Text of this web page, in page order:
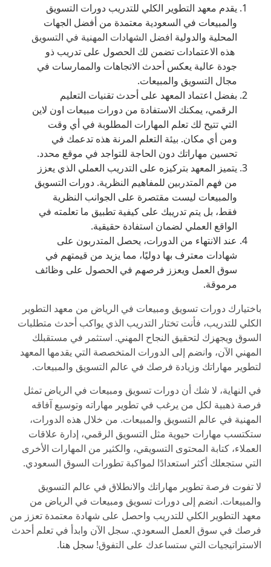
يقدم معهد التطوير الكلي للتدريب دورات التسويق
والمبيعات في السعودية معتمدة من أفضل الجهات
المحلية والدولية افضل الشهادات المهنية في التسويق
هذه الاعتمادات تضمن لك الحصول على تدريب ذو
جودة عالية يعكس أحدث الاتجاهات والممارسات في
مجال التسويق والمبيعات.
بفضل اعتماد المعهد على أحدث تقنيات التعليم
الرقمي، يمكنك الاستفادة من دورات مبيعات اون لاين
التي تتيح لك تعلم المهارات المطلوبة في أي وقت
ومن أي مكان. بيئة التعلم المرنة هذه تدعمك في
تحسين مهاراتك دون الحاجة للتواجد في موقع محدد.
يتميز المعهد بتركيزه على التدريب العملي الذي يعزز
من فهم المتدربين للمفاهيم النظرية. دورات التسويق
والمبيعات ليست مقتصرة على الجوانب النظرية
فقط، بل يتم تدريبك على كيفية تطبيق ما تعلمته في
الواقع العملي لضمان استفادة حقيقية.
عند الانتهاء من الدورات، يحصل المتدربون على
شهادات معترف بها دوليًا، مما يزيد من قيمتهم في
سوق العمل ويعزز فرصهم في الحصول على وظائف
مرموقة.
باختيارك دورات تسويق ومبيعات في الرياض من معهد التطوير
الكلي للتدريب، فأنت تختار التدريب الذي يواكب أحدث متطلبات
السوق ويجهزك لتحقيق النجاح المهني. استثمر في مستقبلك
المهني الآن، وانضم إلى الدورات المتخصصة التي يقدمها المعهد
لتطوير مهاراتك وزيادة فرصك في عالم التسويق والمبيعات.
في النهاية، لا شك أن دورات تسويق ومبيعات في الرياض تمثل
فرصة ذهبية لكل من يرغب في تطوير مهاراته وتوسيع آفاقه
المهنية في عالم التسويق والمبيعات. من خلال هذه الدورات،
ستكتسب مهارات حيوية مثل التسويق الرقمي، إدارة علاقات
العملاء، كتابة المحتوى التسويقي، والكثير من المهارات الأخرى
التي ستجعلك أكثر استعدادًا لمواكبة تطورات السوق السعودي.
لا تفوت فرصة تطوير مهاراتك والانطلاق في عالم التسويق
والمبيعات. انضم إلى دورات تسويق ومبيعات في الرياض من
معهد التطوير الكلي للتدريب واحصل على شهادة معتمدة تعزز من
فرصك في سوق العمل السعودي. سجل الآن وابدأ في تعلم أحدث
الاستراتيجيات التي ستساعدك على التفوق! سجل هنا.